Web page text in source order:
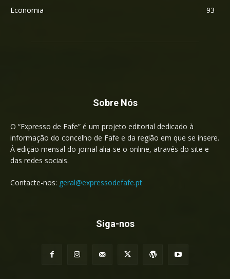
Economia
93
Sobre Nós
O “Expresso de Fafe” é um projeto editorial dedicado à
informação do concelho de Fafe e da região em que se insere.
À edição mensal do jornal alia-se o online, através do site e
das redes sociais.
Contacte-nos: geral@expressodefafe.pt
Siga-nos